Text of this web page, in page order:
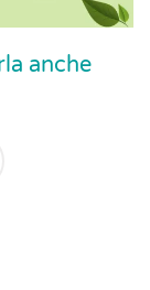
anche